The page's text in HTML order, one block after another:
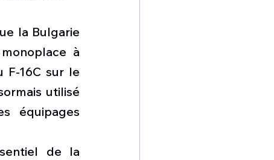
la Bulgarie
à
F-16C sur le
utilisé
équipages
de la